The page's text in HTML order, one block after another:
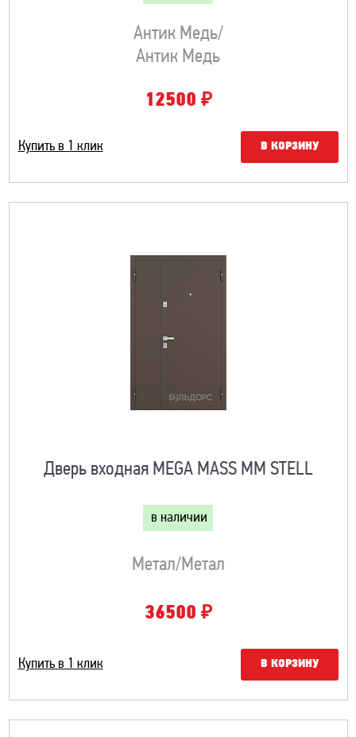
Антик Медь/
Антик Медь
12500 ₽
Купить в 1 клик В КОРЗИНУ
Дверь входная MEGA MASS MM STELL
в наличии
Метал/метал
36500 ₽
Купить в 1 клик В КОРЗИНУ